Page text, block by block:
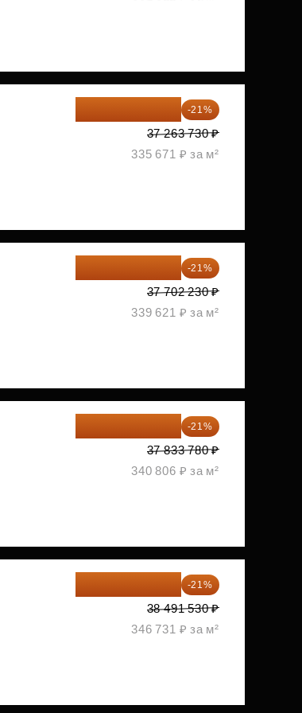
-21%
37 263 730 ₽
335 671 ₽ за м²
-21%
37 702 230 ₽
339 621 ₽ за м²
-21%
37 833 780 ₽
340 806 ₽ за м²
-21%
38 491 530 ₽
346 731 ₽ за м²